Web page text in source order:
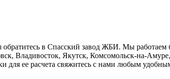
в Cпасский завод ЖБИ. Мы
Владивосток, Якутск, Комсомольск-на-
для ее расчета свяжитесь с нами любым